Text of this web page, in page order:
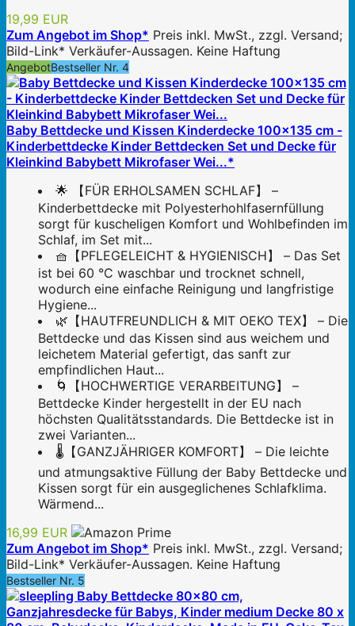
19,99 EUR
Zum Angebot im Shop* Preis inkl. MwSt., zzgl. Versand;
Bild-Link* Verkäufer-Aussagen. Keine Haftung
AngebotBestseller Nr. 4
Baby Bettdecke und Kissen Kinderdecke 100x135 cm -
Kinderbettdecke Kinder Bettdecken Set und Decke für
Kleinkind Babybett Mikrofaser Wei...*
🌟 【FÜR ERHOLSAMEN SCHLAF】 –
Kinderbettdecke mit Polyesterhohlfasernfüllung
sorgt für kuscheligen Komfort und Wohlbefinden im
Schlaf, im Set mit...
🧺【PFLEGELEICHT & HYGIENISCH】 – Das Set
ist bei 60 °C waschbar und trocknet schnell,
wodurch eine einfache Reinigung und langfristige
Hygiene...
🌿【HAUTFREUNDLICH & MIT OEKO TEX】 – Die
Bettdecke und das Kissen sind aus weichem und
leichetem Material gefertigt, das sanft zur
empfindlichen Haut...
🌀【HOCHWERTIGE VERARBEITUNG】 –
Bettdecke Kinder hergestellt in der EU nach
höchsten Qualitätsstandards. Die Bettdecke ist in
zwei Varianten...
🌡️【GANZJÄHRIGER KOMFORT】 – Die leichte
und atmungsaktive Füllung der Baby Bettdecke und
Kissen sorgt für ein ausgeglichenes Schlafklima.
Wärmend...
16,99 EUR
Zum Angebot im Shop* Preis inkl. MwSt., zzgl. Versand;
Bild-Link* Verkäufer-Aussagen. Keine Haftung
Bestseller Nr. 5